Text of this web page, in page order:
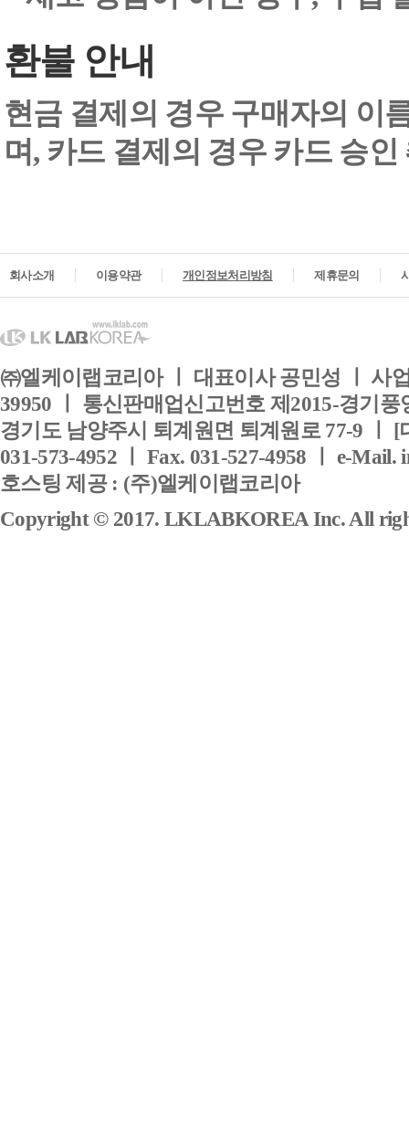
환불 안내
현금 결제의 경우 구매자의 이
며, 카드 결제의 경우 카드 승
회사소개 이용약관 개인정보처리방침 제휴문의
㈜엘케이랩코리아 ㅣ 대표이사 공민성 ㅣ 사
39950 ㅣ 통신판매업신고번호 제2015-경기풍
경기도 남양주시 퇴계원면 퇴계원로 77-9 ㅣ
031-573-4952 ㅣ Fax. 031-527-4958 ㅣ e-Mail.
호스팅 제공 : (주)엘케이랩코리아
Copyright © 2017. LKLABKOREA Inc. All